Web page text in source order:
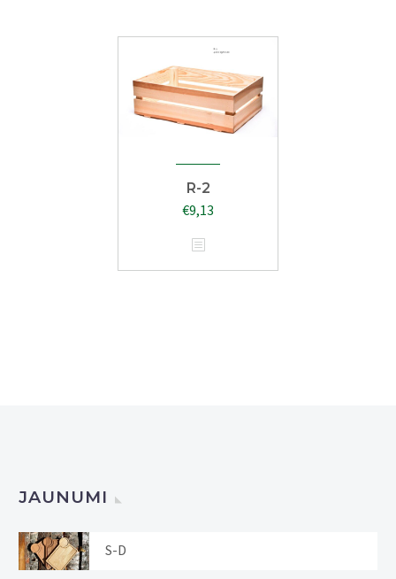
R-2
€9,13
JAUNUMI
S-D